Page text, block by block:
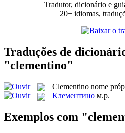
Tradutor, dicionário e
20+ idiomas,
Traduções de
"clementino"
Clementino nome
Клементино м.р.
Exemplos com